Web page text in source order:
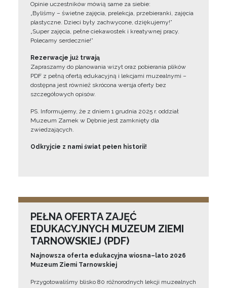
Opinie uczestników mówią same za siebie:
„Byliśmy – świetne zajęcia, prelekcja, przebieranki, zajęcia
plastyczne. Dzieci były zachwycone, dziękujemy!”
„Super zajęcia, pełne ciekawostek i kreatywnej pracy.
Polecamy serdecznie!”
Rezerwacje już trwają
Zapraszamy do planowania wizyt oraz pobierania plików
PDF z pełną ofertą edukacyjną i lekcjami muzealnymi –
dostępna jest również skrócona wersja oferty bez
szczegółowych opisów.
PS. Informujemy, że z dniem 1 grudnia 2025 r. oddział
Muzeum Zamek w Dębnie jest zamknięty dla
zwiedzających.
Odkryjcie z nami świat pełen historii!
PEŁNA OFERTA ZAJĘĆ
EDUKACYJNYCH MUZEUM ZIEMI
TARNOWSKIEJ (PDF)
Najnowsza oferta edukacyjna wiosna–lato 2026
Muzeum Ziemi Tarnowskiej
Przygotowaliśmy blisko 80 różnorodnych lekcji muzealnych